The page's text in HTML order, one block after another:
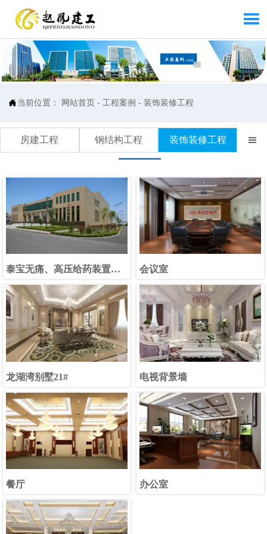

 当前位置： 网站首页 - 工程案例 -装饰装修工程
房建工程 钢结构工程 装饰装修工程 
泰宝无痛、高压给药装置项
目配套餐厅
会议室
龙湖湾别墅21# 电视背景墙
餐厅 办公室